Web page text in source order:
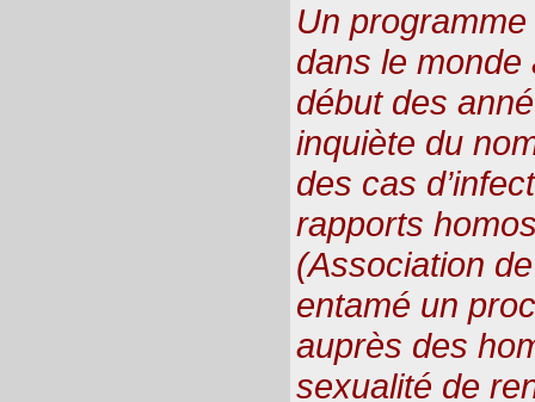
Un
dans le monde
début des
inquiète du
des cas
rapports
(Association
entamé un
auprès des
sexualité de